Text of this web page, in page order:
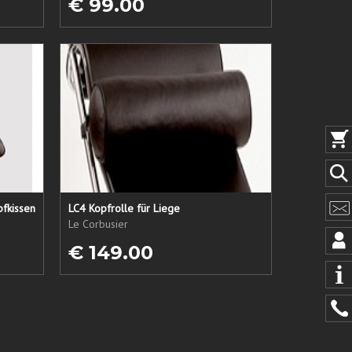
€ 99.00
LC4 Kopfrolle für Liege
Le Corbusier
€ 149.00